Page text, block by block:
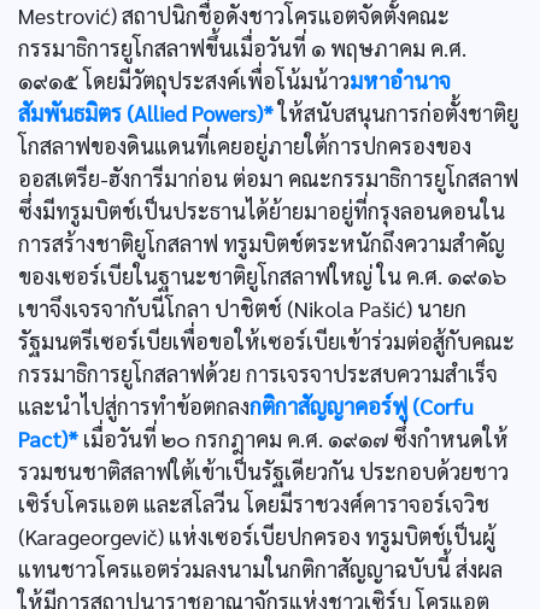
Mestrović) สถาปนิกชื่อดังชาวโครแอตจัดตั้งคณะ
กรรมาธิการยูโกสลาฟขึ้นเมื่อวันที่ ๑ พฤษภาคม ค.ศ.
๑๙๑๕ โดยมีวัตถุประสงค์เพื่อโน้มน้าวมหาอำนาจ
สัมพันธมิตร (Allied Powers)*ให้สนับสนุนการก่อตั้งชาติยู
โกสลาฟของดินแดนที่เคยอยู่ภายใต้การปกครองของ
ออสเตรีย-ฮังการีมาก่อน ต่อมา คณะกรรมาธิการยูโกสลาฟ
ซึ่งมีทรูมบิตช์เป็นประธานได้ย้ายมาอยู่ที่กรุงลอนดอนใน
การสร้างชาติยูโกสลาฟ ทรูมบิตช์ตระหนักถึงความสำคัญ
ของเซอร์เบียในฐานะชาติยูโกสลาฟใหญ่ ใน ค.ศ. ๑๙๑๖
เขาจึงเจรจากับนีโกลา ปาชิตช์ (Nikola Pašić) นายก
รัฐมนตรีเซอร์เบียเพื่อขอให้เซอร์เบียเข้าร่วมต่อสู้กับคณะ
กรรมาธิการยูโกสลาฟด้วย การเจรจาประสบความสำเร็จ
และนำไปสู่การทำข้อตกลงกติกาสัญญาคอร์ฟู (Corfu
Pact)* เมื่อวันที่ ๒๐ กรกฎาคม ค.ศ. ๑๙๑๗ ซึ่งกำหนดให้
รวมชนชาติสลาฟใต้เข้าเป็นรัฐเดียวกัน ประกอบด้วยชาว
เซิร์บโครแอต และสโลวีน โดยมีราชวงศ์คาราจอร์เจวิช
(Karageorgevič) แห่งเซอร์เบียปกครอง ทรูมบิตช์เป็นผู้
แทนชาวโครแอตร่วมลงนามในกติกาสัญญาฉบับนี้ ส่งผล
ให้มีการสถาปนาราชอาณาจักรแห่งชาวเซิร์บ โครแอต